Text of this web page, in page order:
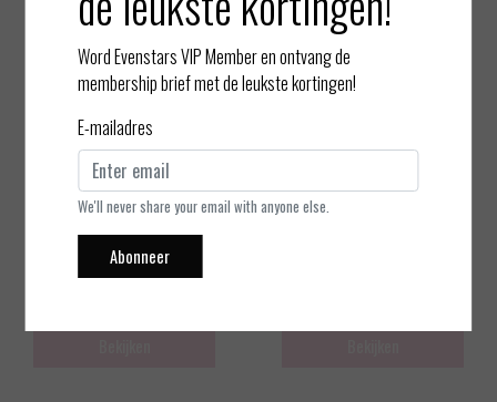
Magic Bodyfashion
Magic Nipples - Caramel
Word Evenstars VIP Member en ontvang de
membership brief met de leukste kortingen!
E-mailadres
We'll never share your email with anyone else.
Abonneer